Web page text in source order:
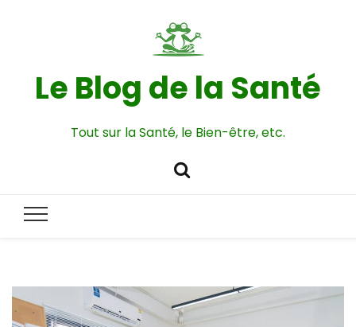
Le Blog de la Santé
Tout sur la Santé, le Bien-être, etc.